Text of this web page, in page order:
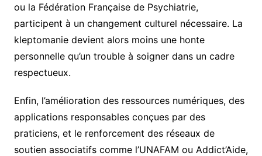
ou la Fédération Française de Psychiatrie,
participent à un changement culturel nécessaire. La
kleptomanie devient alors moins une honte
personnelle qu’un trouble à soigner dans un cadre
respectueux.
Enfin, l’amélioration des ressources numériques, des
applications responsables conçues par des
praticiens, et le renforcement des réseaux de
soutien associatifs comme l’UNAFAM ou Addict’Aide,